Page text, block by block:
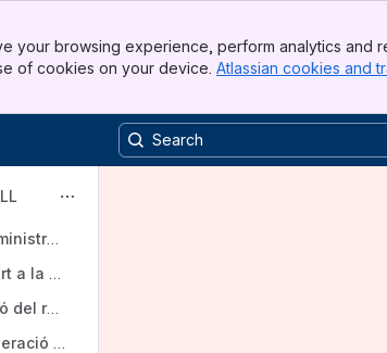
your browsing experience, perform analytics and
of cookies on your device. Atlassian cookies and
PR-03.04 Formació a la carta
PR-03.07 Atenció i informació virtual
PR-03.08 Gestió de bibliografies recomanades
PR-03.09 Subministrament electrònic d'articles de revistes impreses
PR-03.10 Suport a la publicació electrònica de revistes científiques de la UV
PR-03.11 Gestió del repositori institucional RODERIC
PR-03.13 Cooperació en el portal Dialnet